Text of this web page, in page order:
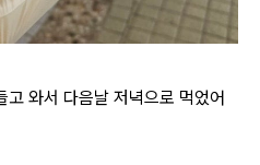
고 와서 다음날 저녁으로 먹었어